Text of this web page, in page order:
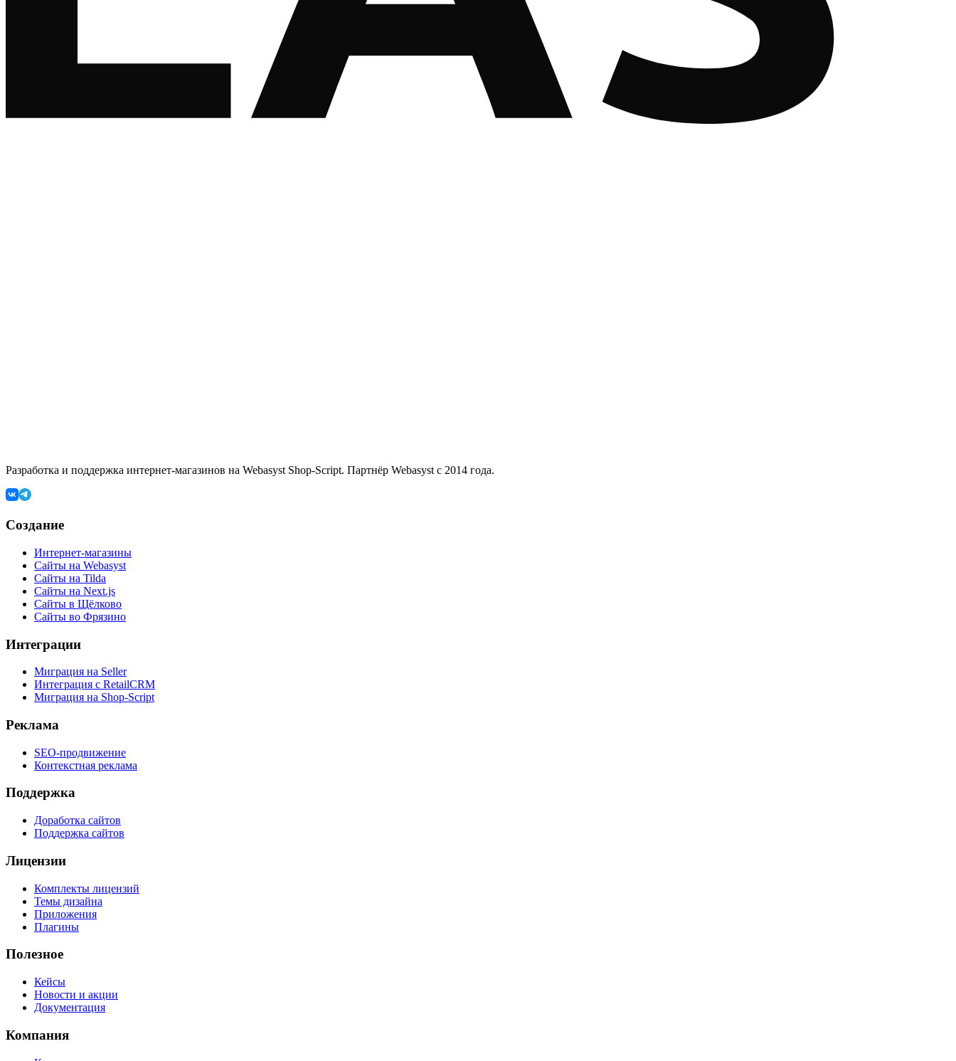
Разработка и поддержка интернет-магазинов на Webasyst Shop-Script. Партнёр Webasyst с 2014 года.
Создание
Интернет-магазины
Сайты на Webasyst
Сайты на Tilda
Сайты на Next.js
Сайты в Щёлково
Сайты во Фрязино
Интеграции
Миграция на Seller
Интеграция с RetailCRM
Миграция на Shop-Script
Реклама
SEO-продвижение
Контекстная реклама
Поддержка
Доработка сайтов
Поддержка сайтов
Лицензии
Комплекты лицензий
Темы дизайна
Приложения
Плагины
Полезное
Кейсы
Новости и акции
Документация
Компания